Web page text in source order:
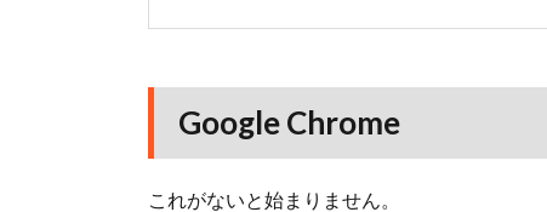
Google Chrome
これがないと始まりません。